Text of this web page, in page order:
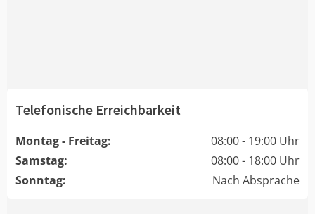
Telefonische Erreichbarkeit
Montag - Freitag:
08:00 - 19:00 Uhr
Samstag:
08:00 - 18:00 Uhr
Sonntag:
Nach Absprache